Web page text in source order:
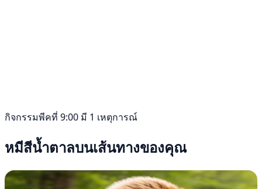
กิจกรรมพีคที่ 9:00 มี 1 เหตุการณ์
หมีสีน้ำตาลบนเส้นทางของคุณ